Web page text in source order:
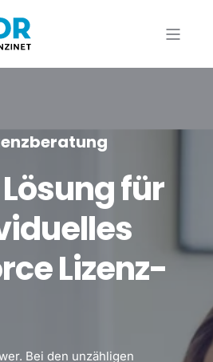
für
Lizenz-
Bei den unzähligen